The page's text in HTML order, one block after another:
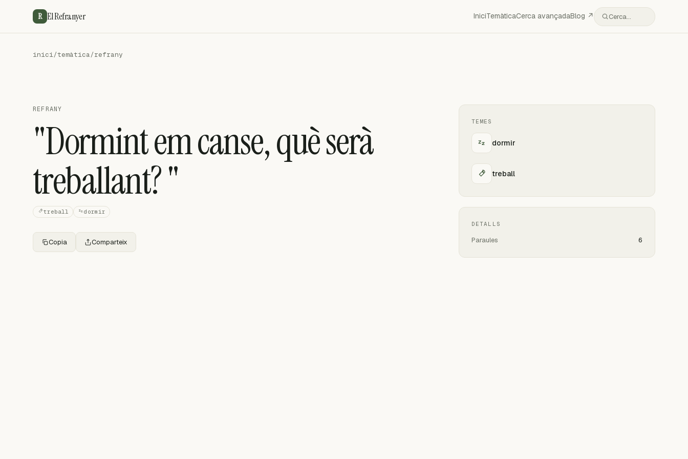
R El Refranyer IniciTemàticaCerca avançadaBlog ↗ Cerca…
inici/temàtica/refrany
REFRANY
"Dormint em canse, què serà
treballant? "
treball dormir
Copia Comparteix
TEMES
dormir
treball
DETALLS
Paraules 6